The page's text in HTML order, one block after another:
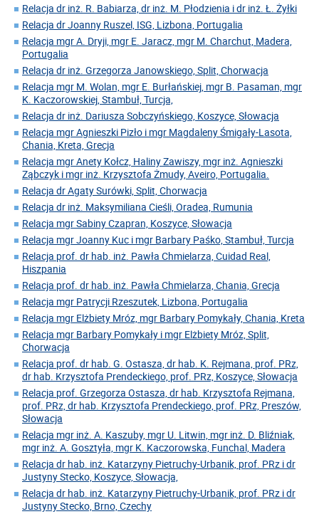
Relacja dr inż. R. Babiarza, dr inż. M. Płodzienia i dr inż. Ł. Żyłki
Relacja dr Joanny Ruszel, ISG, Lizbona, Portugalia
Relacja mgr A. Dryji, mgr E. Jaracz, mgr M. Charchut, Madera,
Portugalia
Relacja dr inż. Grzegorza Janowskiego, Split, Chorwacja
Relacja mgr M. Wolan, mgr E. Burłańskiej, mgr B. Pasaman, mgr
K. Kaczorowskiej, Stambuł, Turcja,
Relacja dr inż. Dariusza Sobczyńskiego, Koszyce, Słowacja
Relacja mgr Agnieszki Pizło i mgr Magdaleny Śmigały-Lasota,
Chania, Kreta, Grecja
Relacja mgr Anety Kołcz, Haliny Zawiszy, mgr inż. Agnieszki
Ząbczyk i mgr inż. Krzysztofa Żmudy, Aveiro, Portugalia.
Relacja dr Agaty Surówki, Split, Chorwacja
Relacja dr inż. Maksymiliana Cieśli, Oradea, Rumunia
Relacja mgr Sabiny Czapran, Koszyce, Słowacja
Relacja mgr Joanny Kuc i mgr Barbary Paśko, Stambuł, Turcja
Relacja prof. dr hab. inż. Pawła Chmielarza, Cuidad Real,
Hiszpania
Relacja prof. dr hab. inż. Pawła Chmielarza, Chania, Grecja
Relacja mgr Patrycji Rzeszutek, Lizbona, Portugalia
Relacja mgr Elżbiety Mróz, mgr Barbary Pomykały, Chania, Kreta
Relacja mgr Barbary Pomykały i mgr Elżbiety Mróz, Split,
Chorwacja
Relacja prof. dr hab. G. Ostasza, dr hab. K. Rejmana, prof. PRz,
dr hab. Krzysztofa Prendeckiego, prof. PRz, Koszyce, Słowacja
Relacja prof. Grzegorza Ostasza, dr hab. Krzysztofa Rejmana,
prof. PRz, dr hab. Krzysztofa Prendeckiego, prof. PRz, Preszów,
Słowacja
Relacja mgr inż. A. Kaszuby, mgr U. Litwin, mgr inż. D. Bliźniak,
mgr inż. A. Gosztyła, mgr K. Kaczorowska, Funchal, Madera
Relacja dr hab. inż. Katarzyny Pietruchy-Urbanik, prof. PRz i dr
Justyny Stecko, Koszyce, Słowacja,
Relacja dr hab. inż. Katarzyny Pietruchy-Urbanik, prof. PRz i dr
Justyny Stecko, Brno, Czechy